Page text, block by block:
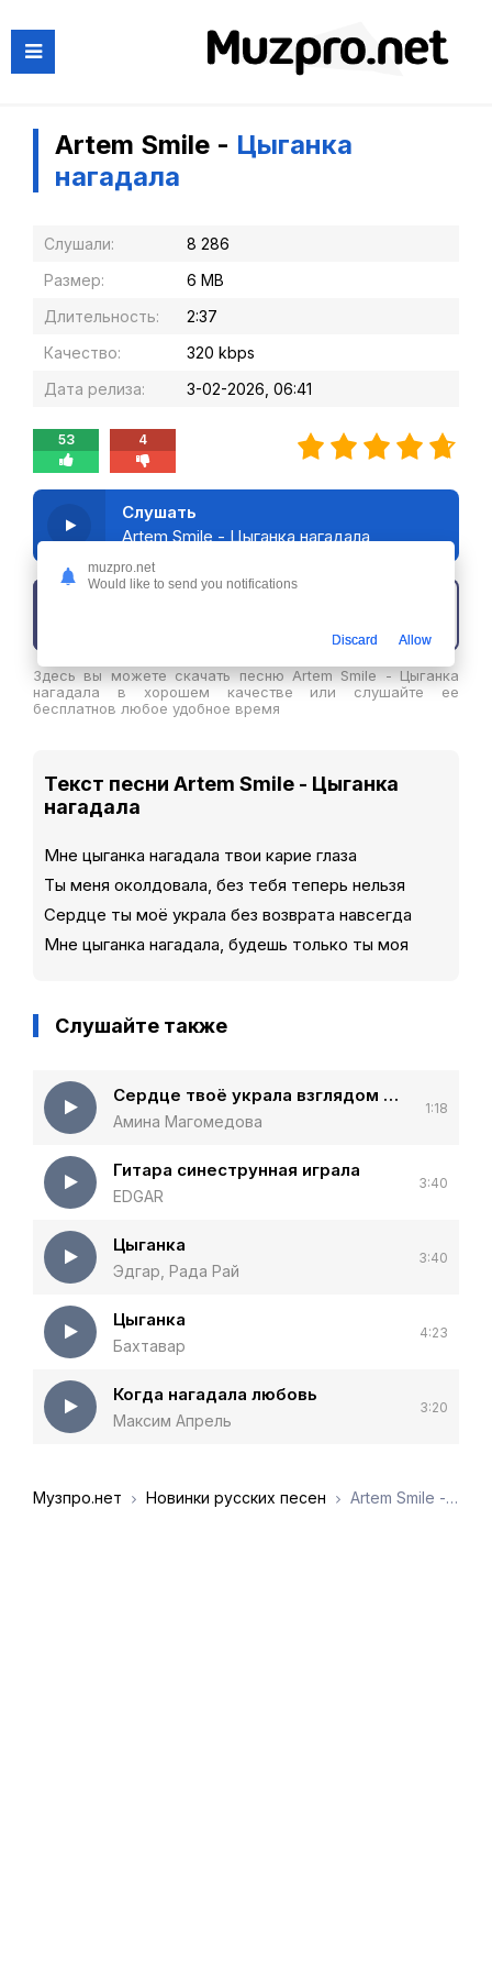
Artem Smile - Цыганка
нагадала
Слушали:
8 286
Размер:
6 MB
Длительность:
2:37
Качество:
320 kbps
Дата релиза:
3-02-2026, 06:41
53 4
Слушать
Artem Smile - Цыганка нагадала
Здесь вы можете скачать песню Artem Smile - Цыганка
нагадала в хорошем качестве или слушайте ее
бесплатнов любое удобное время
Текст песни Artem Smile - Цыганка
нагадала
Мне цыганка нагадала твои карие глаза
Ты меня околдовала, без тебя теперь нельзя
Сердце ты моё украла без возврата навсегда
Мне цыганка нагадала, будешь только ты моя
Слушайте также
Сердце твоё украла взглядом околдовала
Амина Магомедова
1:18
Гитара синеструнная играла
EDGAR
3:40
Цыганка
Эдгар, Рада Рай
3:40
Цыганка
Бахтавар
4:23
Когда нагадала любовь
Максим Апрель
3:20
Музпро.нет Новинки русских песен Artem Smile - Цыганка нагадала
muzpro.net
Would like to send you notifications
Discard Allow